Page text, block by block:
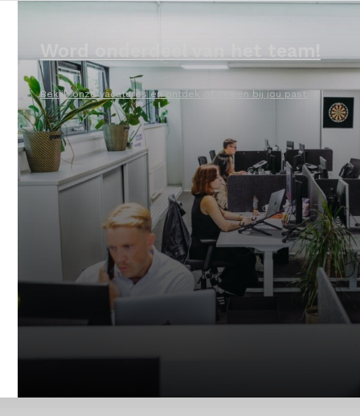
Word onderdeel van het team!
Bekijk onze vacatures en ontdek of er een bij jou past.